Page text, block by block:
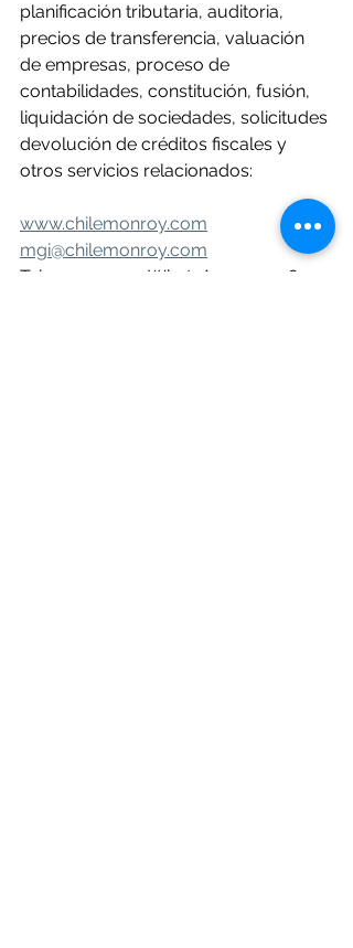
planificación tributaria, auditoria,
precios de transferencia, valuación
de empresas, proceso de
contabilidades, constitución, fusión,
liquidación de sociedades, solicitudes
devolución de créditos fiscales y
otros servicios relacionados:
www.chilemonroy.com
mgi@chilemonroy.com
Tel. 2203 0909   WhatsApp  3554 8341